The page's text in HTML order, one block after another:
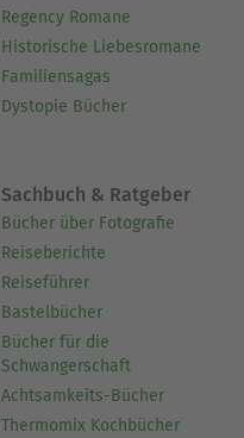
Regency Romane
Historische Liebesromane
Familiensagas
Dystopie Bücher
Sachbuch & Ratgeber
Bücher über Fotografie
Reiseberichte
Reiseführer
Bastelbücher
Bücher für die
Schwangerschaft
Achtsamkeits-Bücher
Thermomix Kochbücher